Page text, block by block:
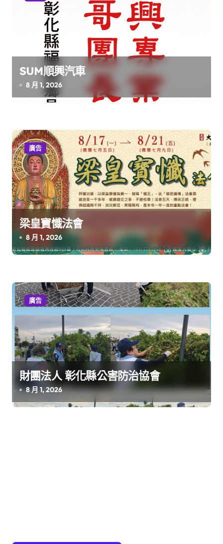
SUM順興汽車
8 月 1, 2026
廣告
梁皇寶懺法會
8 月 1, 2026
廣告
財團法人 彰化縣公害防治協會
8 月 1, 2026